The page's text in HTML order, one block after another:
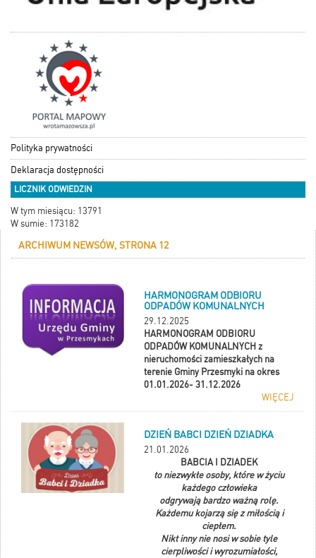
Polityka prywatności
Deklaracja dostępności
LICZNIK ODWIEDZIN
W tym miesiącu: 13791
W sumie: 173182
ARCHIWUM NEWSÓW, STRONA 12
HARMONOGRAM ODBIORU
ODPADÓW KOMUNALNYCH
29.12.2025
HARMONOGRAM ODBIORU
ODPADÓW KOMUNALNYCH z
nieruchomości zamieszkałych na
terenie Gminy Przesmyki na okres
01.01.2026- 31.12.2026
WIĘCEJ
DZIEŃ BABCI DZIEŃ DZIADKA
21.01.2026
BABCIA I DZIADEK
to niezwykłe osoby, które w życiu
każdego człowieka
odgrywają bardzo ważną rolę.
Każdemu kojarzą się z miłością i
ciepłem.
Nikt inny nie nosi w sobie tyle
cierpliwości i wyrozumiałości,